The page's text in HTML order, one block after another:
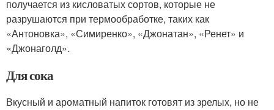
получается из кисловатых сортов, которые не
разрушаются при термообработке, таких как
«Антоновка», «Симиренко», «Джонатан», «Ренет» и
«Джонаголд».
Для сока
Вкусный и ароматный напиток готовят из зрелых, но не